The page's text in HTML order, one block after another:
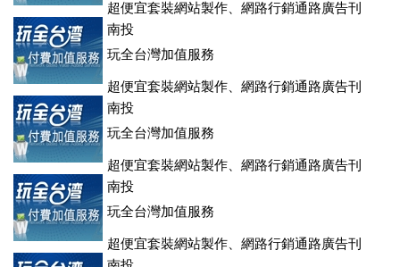
超便宜套裝網站製作、網路行銷通路廣告刊
登、訂房系統、客房委託旅行社銷售，全面優惠中....
南投
玩全台灣加值服務
超便宜套裝網站製作、網路行銷通路廣告刊
登、訂房系統、客房委託旅行社銷售，全面優惠中....
南投
玩全台灣加值服務
超便宜套裝網站製作、網路行銷通路廣告刊
登、訂房系統、客房委託旅行社銷售，全面優惠中....
南投
玩全台灣加值服務
超便宜套裝網站製作、網路行銷通路廣告刊